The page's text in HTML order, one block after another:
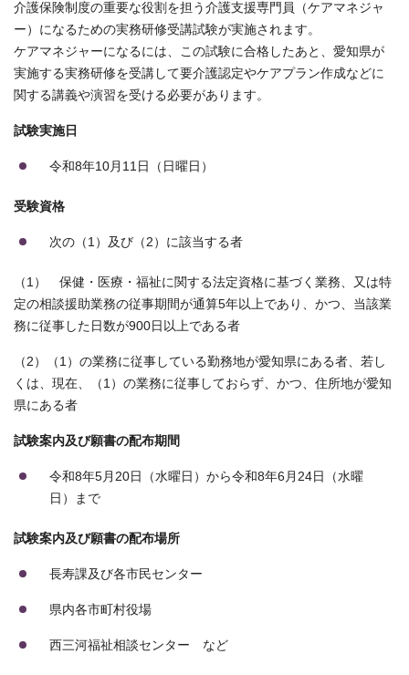
介護保険制度の重要な役割を担う介護支援専門員（ケアマネジャ
ー）になるための実務研修受講試験が実施されます。
ケアマネジャーになるには、この試験に合格したあと、愛知県が
実施する実務研修を受講して要介護認定やケアプラン作成などに
関する講義や演習を受ける必要があります。
試験実施日
令和8年10月11日（日曜日）
受験資格
次の（1）及び（2）に該当する者
（1） 保健・医療・福祉に関する法定資格に基づく業務、又は特
定の相談援助業務の従事期間が通算5年以上であり、かつ、当該業
務に従事した日数が900日以上である者
（2）（1）の業務に従事している勤務地が愛知県にある者、若し
くは、現在、（1）の業務に従事しておらず、かつ、住所地が愛知
県にある者
試験案内及び願書の配布期間
令和8年5月20日（水曜日）から令和8年6月24日（水曜
日）まで
試験案内及び願書の配布場所
長寿課及び各市民センター
県内各市町村役場
西三河福祉相談センター など